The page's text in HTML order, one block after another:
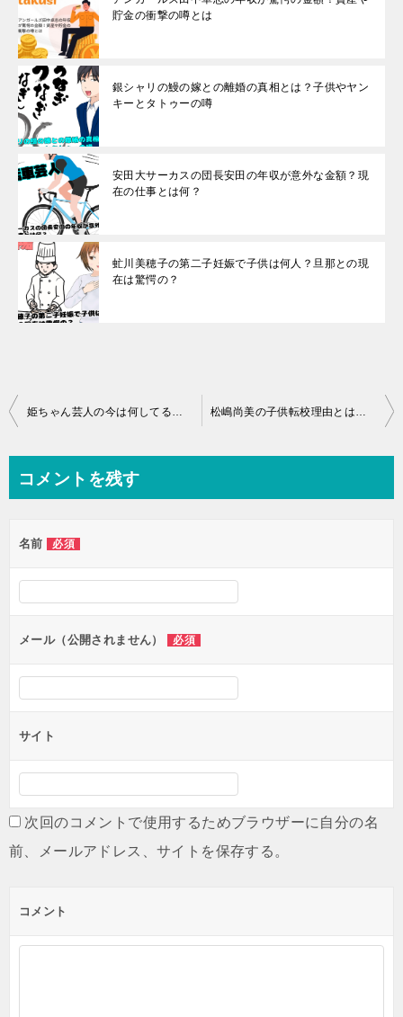
貯金の衝撃の噂とは
銀シャリの鰻の嫁との離婚の真相とは？子供やヤン
キーとタトゥーの噂
安田大サーカスの団長安田の年収が意外な金額？現
在の仕事とは何？
虻川美穂子の第二子妊娠で子供は何人？旦那との現
在は驚愕の？
投
ビ
ー
シ
ン
姫ちゃん芸人の今は何してる？結婚や彼氏の存在とは？ 松嶋尚美の子供転校理由とは衝撃の？旦那の画像や年齢の詳細とは？
コメントを残す
名前 必須
メール（公開されません） 必須
サイト
次回のコメントで使用するためブラウザーに自分の名
前、メールアドレス、サイトを保存する。
コメント